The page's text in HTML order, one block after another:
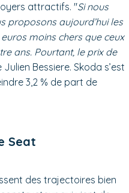
attractifs. "Si nous
proposons aujourd’hui les
moins chers que ceux
ans. Pourtant, le prix de
Julien Bessiere. Skoda s’est
3,2 % de part de
Seat
des trajectoires bien